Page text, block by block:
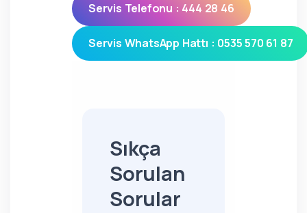
Servis Telefonu : 444 28 46
Servis WhatsApp Hattı : 0535 570 61 87
Sıkça
Sorulan
Sorular